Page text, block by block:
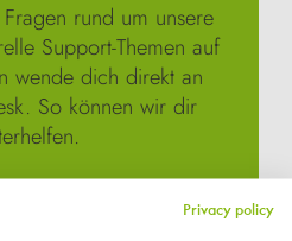
rund um unsere
Support-Themen auf
wende dich direkt an
So können wir dir
Privacy policy